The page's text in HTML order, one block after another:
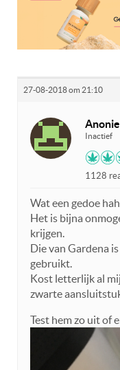
27-08-2018 om 21:10
Inactief
1128
Wat een gedoe
Het is bijna
krijgen.
Die van Gardena
gebruikt.
Kost letterlijk al
zwarte
Test hem zo uit of